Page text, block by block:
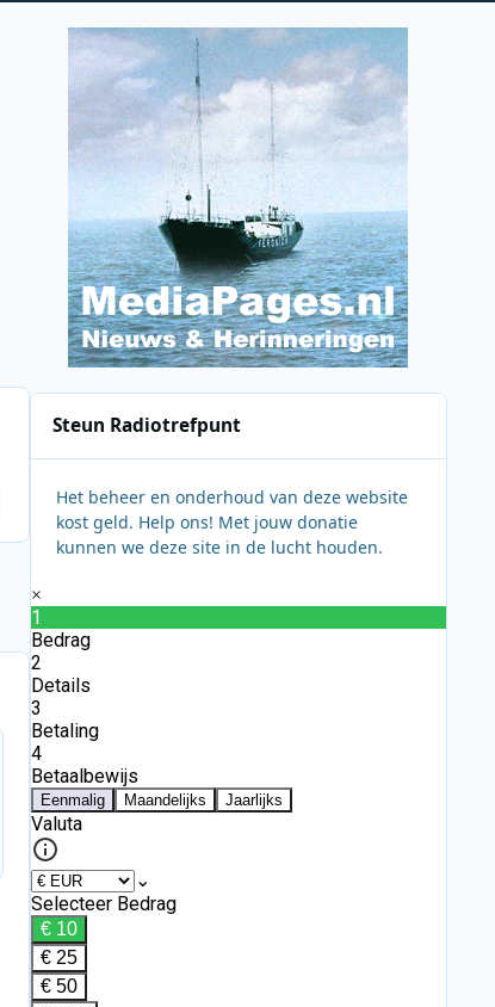
Steun Radiotrefpunt
Het beheer en onderhoud van deze website
kost geld. Help ons! Met jouw donatie
kunnen we deze site in de lucht houden.